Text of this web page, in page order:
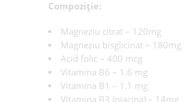
Compoziție:
Magneziu citrat – 120mg
Magneziu bisglicinat – 180mg
Acid folic – 400 mcg
Vitamina B6 – 1.6 mg
Vitamina B1 – 1.1 mg
Vitamina B3 (niacina) – 14mg